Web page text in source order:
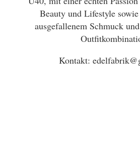
Beauty und Lifestyle
ausgefallenem Schmuck
Kontakt: